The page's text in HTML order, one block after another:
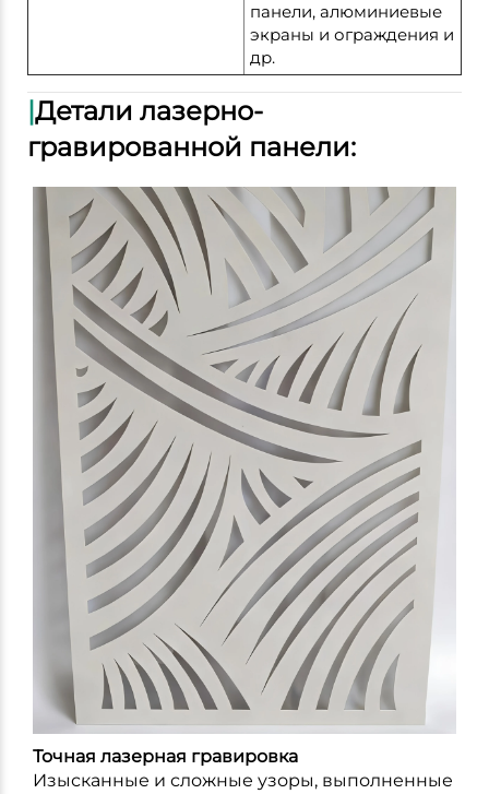
панели, алюминиевые
экраны и ограждения и
др.
|Детали лазерно-
гравированной панели:
Точная лазерная гравировка
Изысканные и сложные узоры, выполненные